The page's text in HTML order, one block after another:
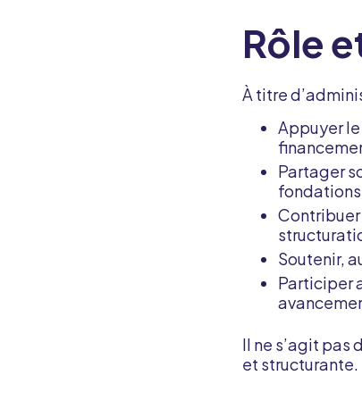
Rôle
À titre
Appuyer
Partager
Contribuer
Soutenir,
Participer
Il ne s’agit pas
et structurante.